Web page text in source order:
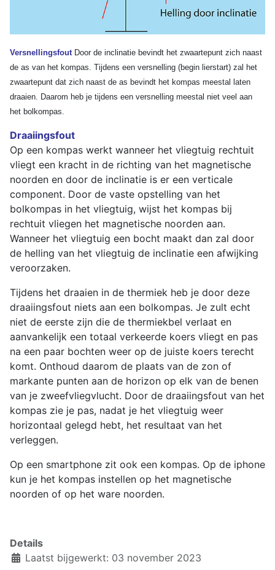
Versnellingsfout Door de inclinatie bevindt het zwaartepunt zich naast
de as van het kompas. Tijdens een versnelling (begin lierstart) zal het
zwaartepunt dat zich naast de as bevindt het kompas meestal laten
draaien. Daarom heb je tijdens een versnelling meestal niet veel aan
het bolkompas.
Draaiingsfout
Op een kompas werkt wanneer het vliegtuig rechtuit
vliegt een kracht in de richting van het magnetische
noorden en door de inclinatie is er een verticale
component. Door de vaste opstelling van het
bolkompas in het vliegtuig, wijst het kompas bij
rechtuit vliegen het magnetische noorden aan.
Wanneer het vliegtuig een bocht maakt dan zal door
de helling van het vliegtuig de inclinatie een afwijking
veroorzaken.
Tijdens het draaien in de thermiek heb je door deze
draaiingsfout niets aan een bolkompas. Je zult echt
niet de eerste zijn die de thermiekbel verlaat en
aanvankelijk een totaal verkeerde koers vliegt en pas
na een paar bochten weer op de juiste koers terecht
komt. Onthoud daarom de plaats van de zon of
markante punten aan de horizon op elk van de benen
van je zweefvliegvlucht. Door de draaiingsfout van het
kompas zie je pas, nadat je het vliegtuig weer
horizontaal gelegd hebt, het resultaat van het
verleggen.
Op een smartphone zit ook een kompas. Op de iphone
kun je het kompas instellen op het magnetische
noorden of op het ware noorden.
Details
Laatst bijgewerkt: 03 november 2023